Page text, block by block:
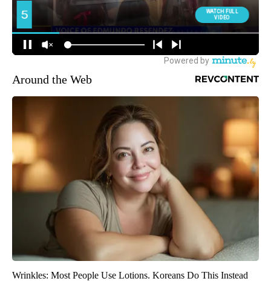
Around the Web
Wrinkles: Most People Use Lotions. Koreans Do This Instead